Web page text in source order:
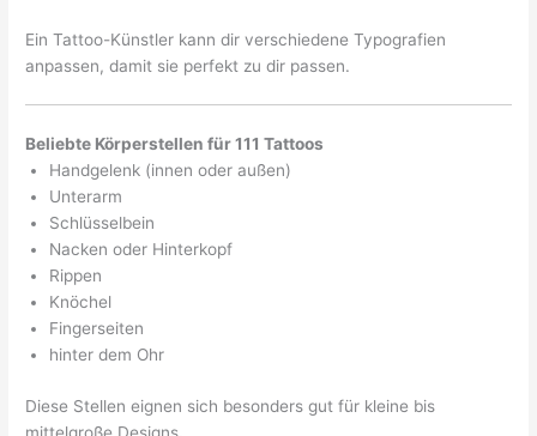
Ein Tattoo-Künstler kann dir verschiedene Typografien
anpassen, damit sie perfekt zu dir passen.
Beliebte Körperstellen für 111 Tattoos
Handgelenk (innen oder außen)
Unterarm
Schlüsselbein
Nacken oder Hinterkopf
Rippen
Knöchel
Fingerseiten
hinter dem Ohr
Diese Stellen eignen sich besonders gut für kleine bis
mittelgroße Designs.